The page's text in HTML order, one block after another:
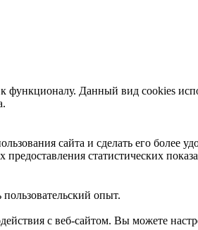
Данный вид cookies
сайта и сделать его более
статистических
опыт.
с веб-сайтом. Вы можете